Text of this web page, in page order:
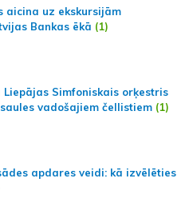
aicina uz ekskursijām
Bankas ēkā (1)
Liepājas Simfoniskais orķestris
vadošajiem čellistiem (1)
apdares veidi: kā izvēlēties